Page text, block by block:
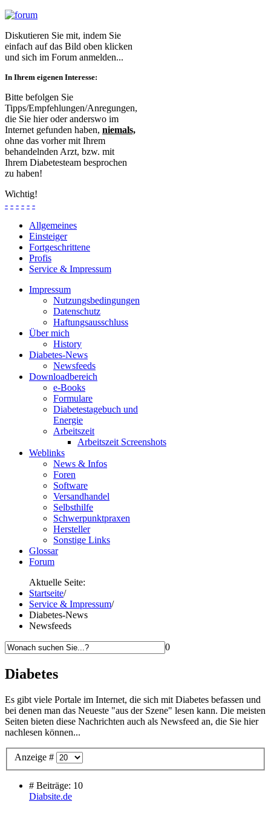
Diskutieren Sie mit, indem Sie
einfach auf das Bild oben klicken
und sich im Forum anmelden...
In Ihrem eigenen Interesse:
Bitte befolgen Sie
Tipps/Empfehlungen/Anregungen,
die Sie hier oder anderswo im
Internet gefunden haben, niemals,
ohne das vorher mit Ihrem
behandelnden Arzt, bzw. mit
Ihrem Diabetesteam besprochen
zu haben!
Wichtig!
- - - - - -
Allgemeines
Einsteiger
Fortgeschrittene
Profis
Service & Impressum
Impressum
Nutzungsbedingungen
Datenschutz
Haftungsausschluss
Über mich
History
Diabetes-News
Newsfeeds
Downloadbereich
e-Books
Formulare
Diabetestagebuch und
Energie
Arbeitszeit
Arbeitszeit Screenshots
Weblinks
News & Infos
Foren
Software
Versandhandel
Selbsthilfe
Schwerpunktpraxen
Hersteller
Sonstige Links
Glossar
Forum
Aktuelle Seite:
Startseite/
Service & Impressum/
Diabetes-News
Newsfeeds
0
Diabetes
Es gibt viele Portale im Internet, die sich mit Diabetes befassen und
bei denen man das Neueste "aus der Szene" lesen kann. Die meisten
Seiten bieten diese Nachrichten auch als Newsfeed an, die Sie hier
nachlesen können...
Anzeige #
# Beiträge: 10
Diabsite.de